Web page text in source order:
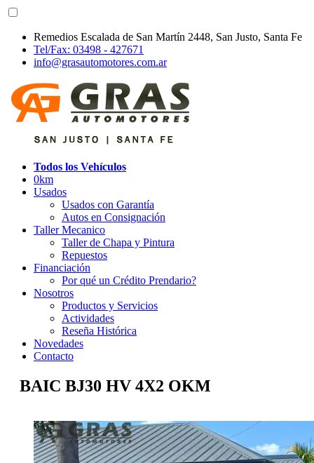
Remedios Escalada de San Martín 2448, San Justo, Santa Fe
Tel/Fax: 03498 - 427671
info@grasautomotores.com.ar
Todos los Vehículos
0km
Usados
Usados con Garantía
Autos en Consignación
Taller Mecanico
Taller de Chapa y Pintura
Repuestos
Financiación
Por qué un Crédito Prendario?
Nosotros
Productos y Servicios
Actividades
Reseña Histórica
Novedades
Contacto
BAIC BJ30 HV 4X2 OKM